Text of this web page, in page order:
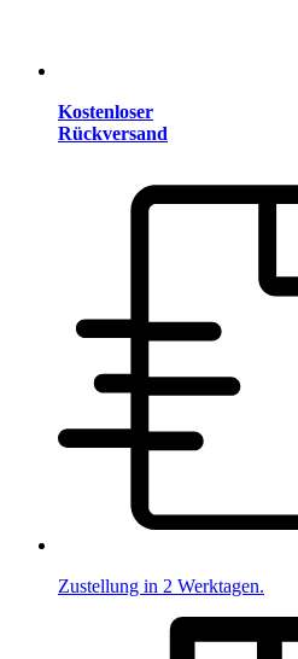
Kostenloser
Rückversand
Zustellung in 2 Werktagen.